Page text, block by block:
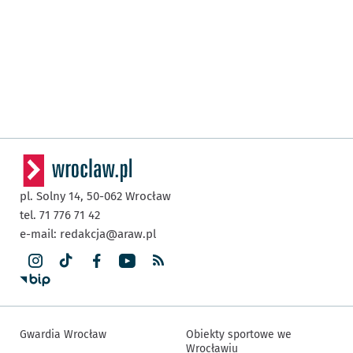
pl. Solny 14, 50-062 Wrocław
tel. 71 776 71 42
e-mail: redakcja@araw.pl
Gwardia Wrocław
Obiekty sportowe we
Wrocławiu